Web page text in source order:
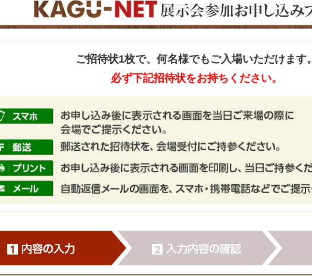
ご招待状1枚で、何名様でもご入場いただけます。
必ず下記招待状をお持ちください。